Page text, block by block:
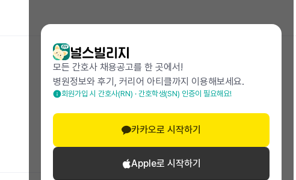
25.11 작성
모든 간호사 채용공고를 한 곳에서!
병원정보와 후기, 커리어 아티클까지 이용해보세요.
회원가입 시 간호사(RN) · 간호학생(SN) 인증이 필요해요!
카카오로 시작하기
Apple로 시작하기